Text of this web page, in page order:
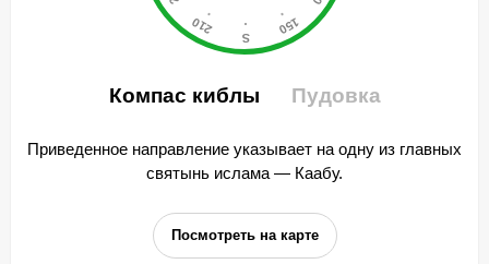
Компас киблы Пудовка
Приведенное направление указывает на одну из главных
святынь ислама — Каабу.
Посмотреть на карте